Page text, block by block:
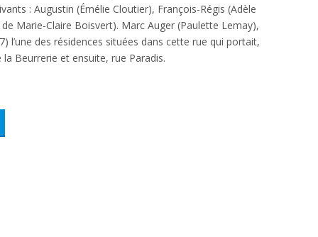
: Augustin (Émélie Cloutier), François-Régis (Adèle
Marie-Claire Boisvert). Marc Auger (Paulette Lemay),
l’une des résidences situées dans cette rue qui portait,
Beurrerie et ensuite, rue Paradis.